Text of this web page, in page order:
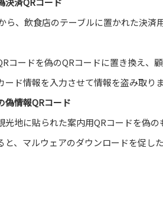
ら、飲食店のテーブルに置かれた決
コードを偽のQRコードに置き換え、
ード情報を入力させて情報を盗み取りま
偽情報QRコード
光地に貼られた案内用QRコードを偽
と、マルウェアのダウンロードを促し